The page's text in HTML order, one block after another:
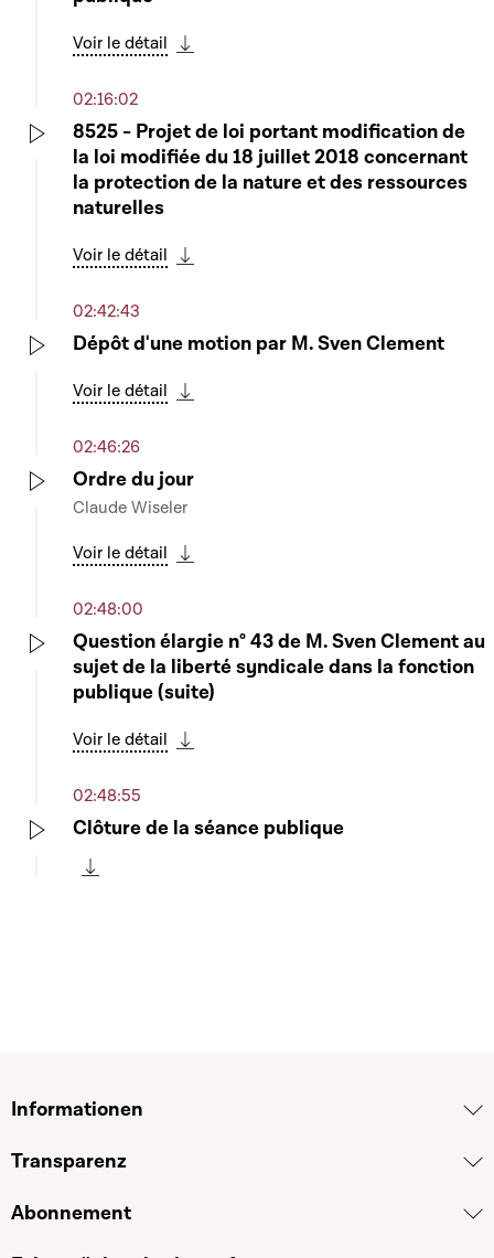
Voir le détail
02:16:02
8525 - Projet de loi portant modification de
la loi modifiée du 18 juillet 2018 concernant
la protection de la nature et des ressources
naturelles
Voir le détail
02:42:43
Dépôt d'une motion par M. Sven Clement
Voir le détail
02:46:26
Ordre du jour
Claude Wiseler
Voir le détail
02:48:00
Question élargie n° 43 de M. Sven Clement au
sujet de la liberté syndicale dans la fonction
publique (suite)
Voir le détail
02:48:55
Clôture de la séance publique
Informationen
Transparenz
Abonnement